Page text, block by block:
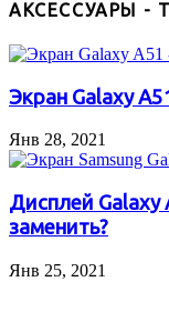
АКСЕССУАРЫ -
Экран Galaxy
Янв 28, 2021
Дисплей Galaxy
заменить?
Янв 25, 2021